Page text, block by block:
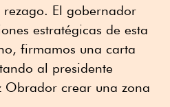
El gobernador
estratégicas de esta
firmamos una carta
al presidente
Obrador crear una zona